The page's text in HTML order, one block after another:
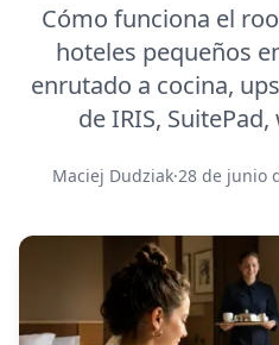
Cómo funciona el
hoteles pequeños
enrutado a cocina,
de IRIS,
Maciej Dudziak·28 de junio